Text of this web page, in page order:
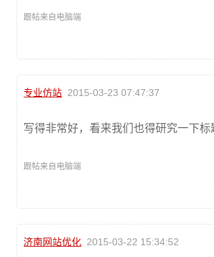
跟帖来自电脑端
专业仿站 2015-03-23 07:47:37
写得非常好，看来我们也得研究一下标
跟帖来自电脑端
济南网站优化 2015-03-22 15:34:52